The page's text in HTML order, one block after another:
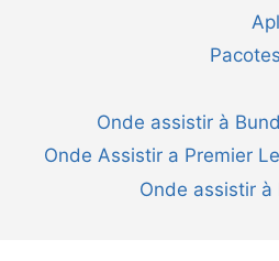
Onde assistir à
Onde Assistir a Premier
Onde assistir